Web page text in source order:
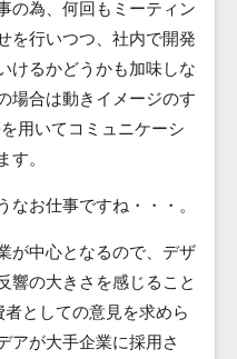
の為、何回もミーティン
を行いつつ、社内で開発
けるかどうかも加味しな
場合は動きイメージのす
用いてコミュニケーシ
。
なお仕事ですね・・・。
が中心となるので、デザ
響の大きさを感じること
としての意見を求めら
アが大手企業に採用さ